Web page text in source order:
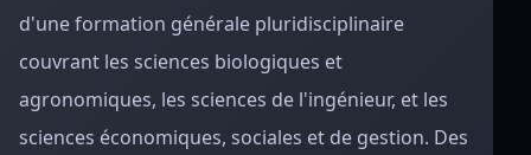
d'une formation générale pluridisciplinaire
couvrant les sciences biologiques et
agronomiques, les sciences de l'ingénieur, et les
sciences économiques, sociales et de gestion. Des